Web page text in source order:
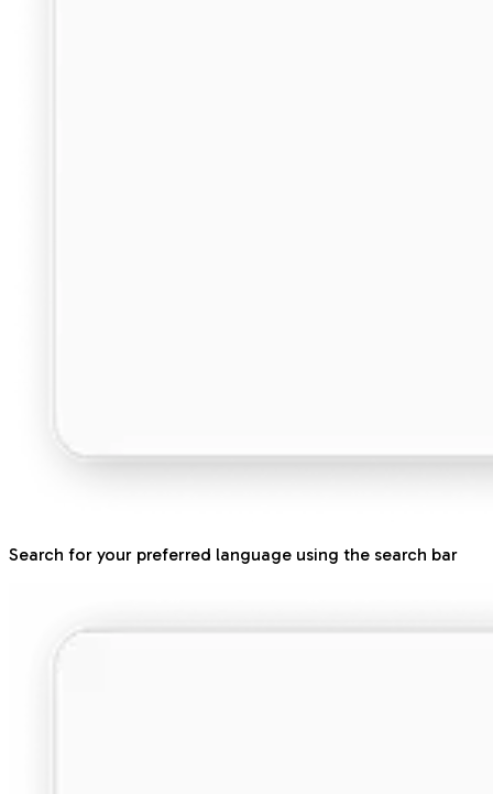
Search for your preferred language using the search bar